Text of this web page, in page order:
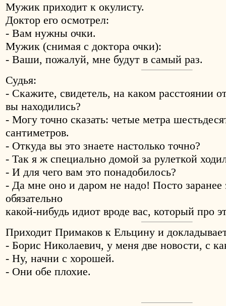
Мужик приходит к окулисту.
Доктор его осмотрел:
- Вам нужны очки.
Мужик (снимая с доктора очки):
- Ваши, пожалуй, мне будут в самый раз.
Судья:
- Скажите, свидетель, на каком расстоянии
вы находились?
- Могу точно сказать: четые метра
сантиметров.
- Откуда вы это знаете настолько точно?
- Так я ж специально домой за рулеткой
- И для чего вам это понадобилось?
- Да мне оно и даром не надо! Посто заранее
обязательно
какой-нибудь идиот вроде вас, который про
Приходит Примаков к Ельцину и
- Борис Николаевич, у меня две новости, с
- Ну, начни с хорошей.
- Они обе плохие.